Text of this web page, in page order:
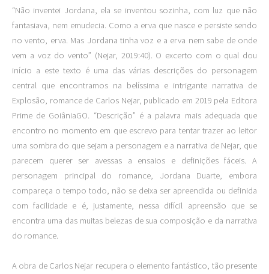
“Não inventei Jordana, ela se inventou sozinha, com luz que não
fantasiava, nem emudecia. Como a erva que nasce e persiste sendo
no vento, erva. Mas Jordana tinha voz e a erva nem sabe de onde
vem a voz do vento” (Nejar, 2019:40). O excerto com o qual dou
início a este texto é uma das várias descrições do personagem
central que encontramos na belíssima e intrigante narrativa de
Explosão, romance de Carlos Nejar, publicado em 2019 pela Editora
Prime de GoiâniaGO. “Descrição” é a palavra mais adequada que
encontro no momento em que escrevo para tentar trazer ao leitor
uma sombra do que sejam a personagem e a narrativa de Nejar, que
parecem querer ser avessas a ensaios e definições fáceis. A
personagem principal do romance, Jordana Duarte, embora
compareça o tempo todo, não se deixa ser apreendida ou definida
com facilidade e é, justamente, nessa difícil apreensão que se
encontra uma das muitas belezas de sua composição e da narrativa
do romance.
A obra de Carlos Nejar recupera o elemento fantástico, tão presente